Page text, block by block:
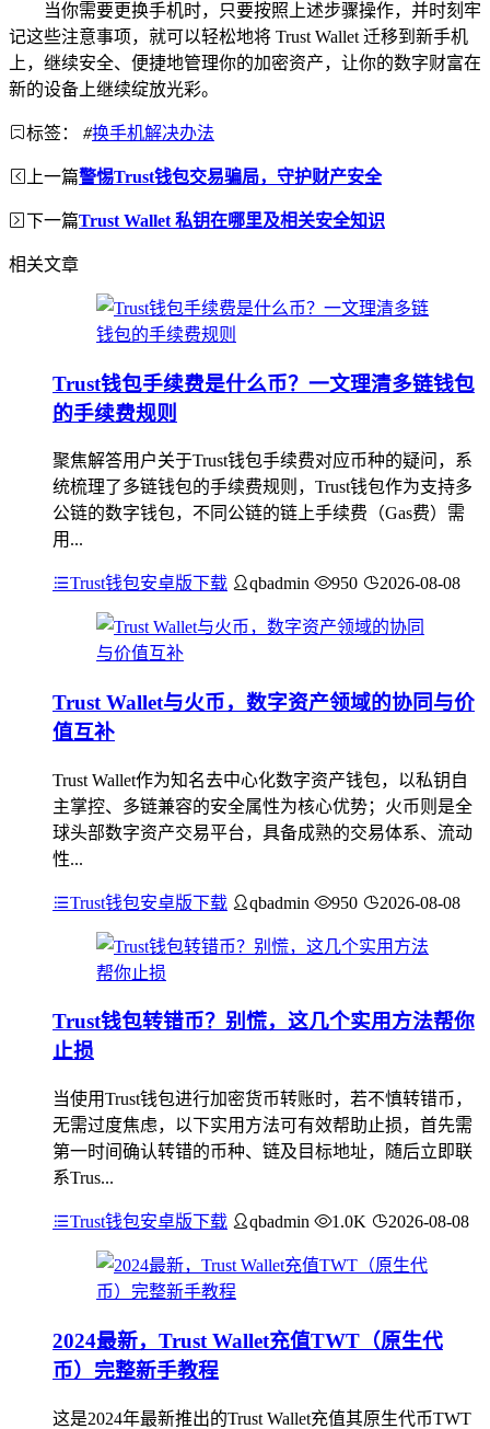
当你需要更换手机时，只要按照上述步骤操作，并时刻牢
记这些注意事项，就可以轻松地将 Trust Wallet 迁移到新手机
上，继续安全、便捷地管理你的加密资产，让你的数字财富在
新的设备上继续绽放光彩。
标签： #换手机解决办法
上一篇警惕Trust钱包交易骗局，守护财产安全
下一篇Trust Wallet 私钥在哪里及相关安全知识
相关文章
Trust钱包手续费是什么币？一文理清多链钱包
的手续费规则
聚焦解答用户关于Trust钱包手续费对应币种的疑问，系
统梳理了多链钱包的手续费规则，Trust钱包作为支持多
公链的数字钱包，不同公链的链上手续费（Gas费）需
用...
Trust钱包安卓版下载 qbadmin 950 2026-08-08
Trust Wallet与火币，数字资产领域的协同与价
值互补
Trust Wallet作为知名去中心化数字资产钱包，以私钥自
主掌控、多链兼容的安全属性为核心优势；火币则是全
球头部数字资产交易平台，具备成熟的交易体系、流动
性...
Trust钱包安卓版下载 qbadmin 950 2026-08-08
Trust钱包转错币？别慌，这几个实用方法帮你
止损
当使用Trust钱包进行加密货币转账时，若不慎转错币，
无需过度焦虑，以下实用方法可有效帮助止损，首先需
第一时间确认转错的币种、链及目标地址，随后立即联
系Trus...
Trust钱包安卓版下载 qbadmin 1.0K 2026-08-08
2024最新，Trust Wallet充值TWT（原生代
币）完整新手教程
这是2024年最新推出的Trust Wallet充值其原生代币TWT